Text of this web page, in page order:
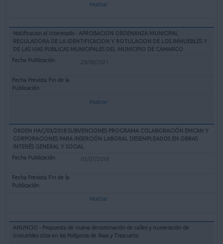
Mostrar
Notificacion al interesado - APROBACION ORDENANZA MUNICIPAL
REGULADORA DE LA IDENTIFICACION Y ROTULACION DE LOS INMUEBLES Y
DE LAS VIAS PUBLICAS MUNICIPALES DEL MUNICIPIO DE CAMARGO
28/06/2021
Mostrar
ORDEN HAC/03/2018 SUBVENCIONES PROGRAMA COLABORACIÓN EMCAN Y
CORPORACIONES PARA INSERCIÓN LABORAL DESEMPLEADOS EN OBRAS
INTERÉS GENERAL Y SOCIAL
03/07/2018
Mostrar
ANUNCIO - Propuesta de nueva denominación de calles y numeración de
inmuebles sitos en los Polígonos de Raos y Trascueto.